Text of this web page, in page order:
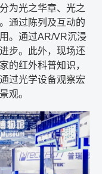
为光之华章、光之
通过陈列及互动的
。通过AR/VR沉浸
步。此外，现场还
的红外科普知识，
过光学设备观察宏
观。